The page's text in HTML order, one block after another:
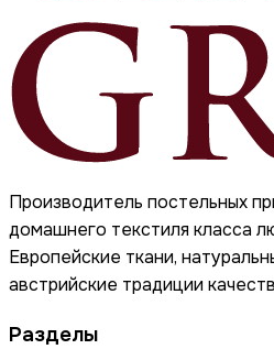
Производитель постельных
домашнего текстиля класса
Европейские ткани,
австрийские традиции
Разделы